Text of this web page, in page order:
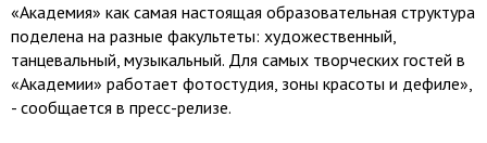
«Академия» как самая настоящая образовательная структура
поделена на разные факультеты: художественный,
танцевальный, музыкальный. Для самых творческих гостей в
«Академии» работает фотостудия, зоны красоты и дефиле»,
- сообщается в пресс-релизе.